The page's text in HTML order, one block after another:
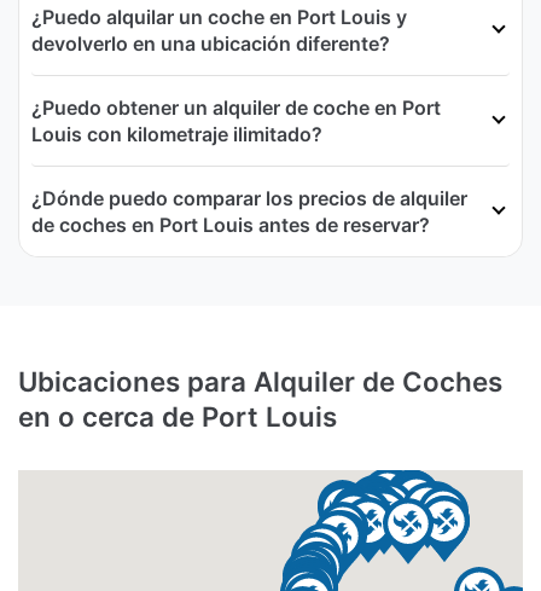
¿Puedo alquilar un coche en Port Louis y
devolverlo en una ubicación diferente?
¿Puedo obtener un alquiler de coche en Port
Louis con kilometraje ilimitado?
¿Dónde puedo comparar los precios de alquiler
de coches en Port Louis antes de reservar?
Ubicaciones para Alquiler de Coches
en o cerca de Port Louis